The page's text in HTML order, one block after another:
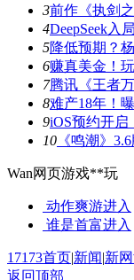
3前作《执剑
4DeepSeek入
5降低预期？
6赚真美金！
7腾讯《王者
8难产18年！
9iOS预约开启
10 《鸣潮》
Wan网页游戏**玩
动作爽游进入
谁是首富进入
17173首页|新闻|新
返回顶部